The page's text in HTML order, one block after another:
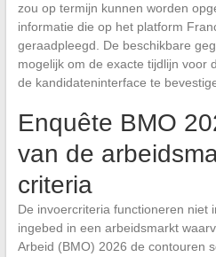
zou op termijn kunnen worden
informatie die op het platform
geraadpleegd. De beschikbare
mogelijk om de exacte tijdlijn voor
de kandidateninterface te
Enquête BMO
van de
criteria
De invoercriteria functioneren niet
ingebed in een arbeidsmarkt
Arbeid (BMO) 2026 de contouren